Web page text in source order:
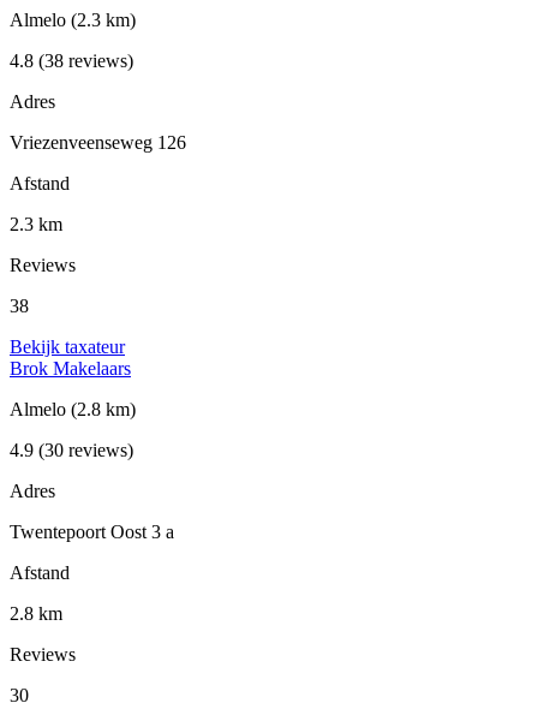
Almelo (2.3 km)
4.8 (38 reviews)
Adres
Vriezenveenseweg 126
Afstand
2.3 km
Reviews
38
Bekijk taxateur
Brok Makelaars
Almelo (2.8 km)
4.9 (30 reviews)
Adres
Twentepoort Oost 3 a
Afstand
2.8 km
Reviews
30